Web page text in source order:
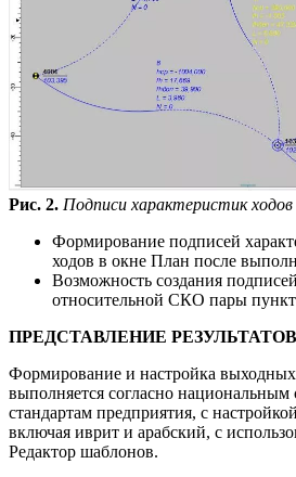
Рис. 2. Подписи характеристик ходов
Формирование подписей
ходов в окне План после
Возможность создания
относительной СКО пары
ПРЕДСТАВЛЕНИЕ РЕЗУЛЬТАТОВ
Формирование и настройка
выполняется согласно национальным
стандартам предприятия, с
включая иврит и арабский, с
Редактор шаблонов.